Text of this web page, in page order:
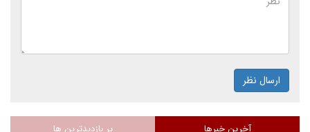
ارسال نظر
آخرین خبرها پر بازدیدترین ها